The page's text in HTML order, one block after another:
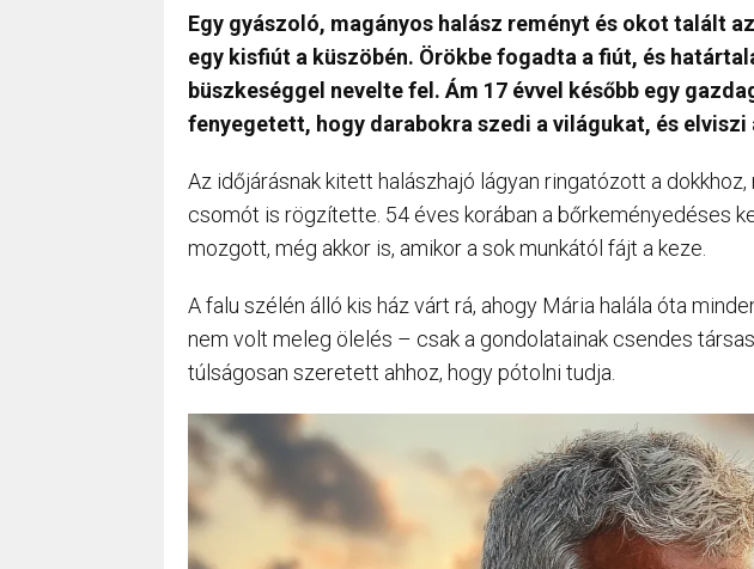
Egy gyászoló, magányos halász reményt és okot talált
egy kisfiút a küszöbén. Örökbe fogadta a fiút, és
büszkeséggel nevelte fel. Ám 17 évvel később egy
fenyegetett, hogy darabokra szedi a világukat, és elviszi
Az időjárásnak kitett halászhajó lágyan ringatózott a
csomót is rögzítette. 54 éves korában a bőrkeményedéses
mozgott, még akkor is, amikor a sok munkától fájt a keze.
A falu szélén álló kis ház várt rá, ahogy Mária halála óta
nem volt meleg ölelés – csak a gondolatainak csendes
túlságosan szeretett ahhoz, hogy pótolni tudja.